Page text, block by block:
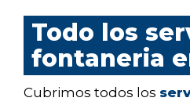
Todo los
fontaneria
Cubrimos todos los